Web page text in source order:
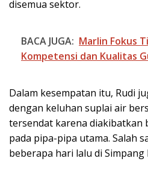
disemua sektor.
BACA JUGA: Marlin Fokus
Kompetensi dan Kualitas
Dalam kesempatan itu, Rudi
dengan keluhan suplai air
tersendat karena diakibatkan
pada pipa-pipa utama. Salah
beberapa hari lalu di Simpang